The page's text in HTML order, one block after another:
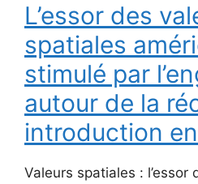
L’essor des
spatiales
stimulé par
autour de la
introduction
Valeurs spatiales : l’essor